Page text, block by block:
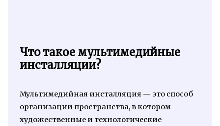
Что такое мультимедийные
инсталляции?
Мультимедийная инсталляция — это способ
организации пространства, в котором
художественные и технологические